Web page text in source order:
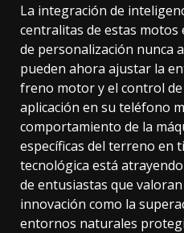
La integración de
centralitas de estas
de personalización nunca
pueden ahora ajustar la
freno motor y el control
aplicación en su teléfono
comportamiento de la
específicas del terreno en
tecnológica está
de entusiastas que
innovación como la
entornos naturales